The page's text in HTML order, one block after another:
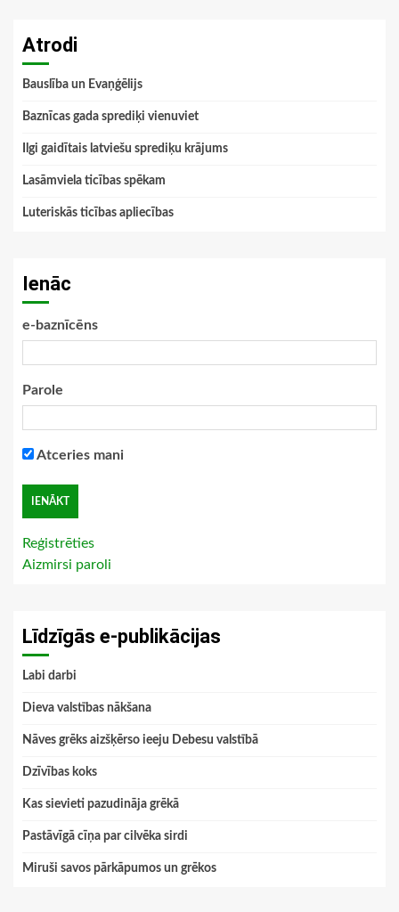
Atrodi
Bauslība un Evaņģēlijs
Baznīcas gada sprediķi vienuviet
Ilgi gaidītais latviešu sprediķu krājums
Lasāmviela ticības spēkam
Luteriskās ticības apliecības
Ienāc
e-baznīcēns
Parole
Atceries mani
Reģistrēties
Aizmirsi paroli
Līdzīgās e-publikācijas
Labi darbi
Dieva valstības nākšana
Nāves grēks aizšķērso ieeju Debesu valstībā
Dzīvības koks
Kas sievieti pazudināja grēkā
Pastāvīgā cīņa par cilvēka sirdi
Miruši savos pārkāpumos un grēkos